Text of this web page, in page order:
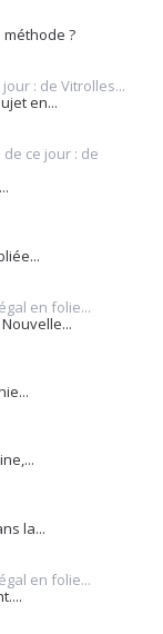
?
: de Vitrolles...
en...
ce jour : de
en folie...
la...
en folie...